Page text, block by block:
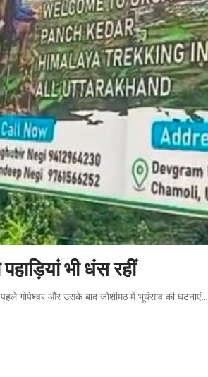
भी धंस रहीं
गोपेश्वर और उसके बाद जोशीमठ में भूधंसाव की घटनाएं…